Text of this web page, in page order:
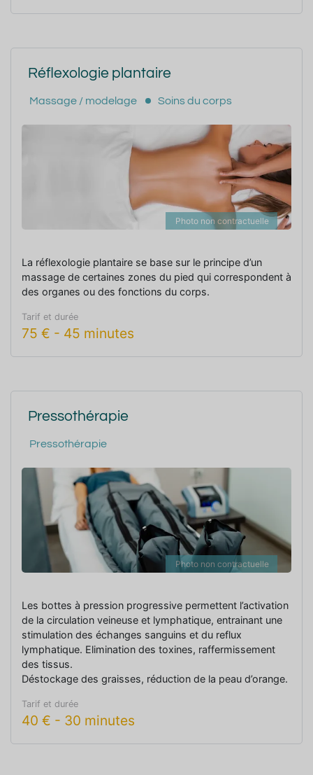
Réflexologie plantaire
Massage / modelage Soins du corps
Photo non contractuelle
La réflexologie plantaire se base sur le principe d’un
massage de certaines zones du pied qui correspondent à
des organes ou des fonctions du corps.
Tarif et durée
75 € - 45 minutes
Pressothérapie
Pressothérapie
Photo non contractuelle
Les bottes à pression progressive permettent l’activation
de la circulation veineuse et lymphatique, entrainant une
stimulation des échanges sanguins et du reflux
lymphatique. Elimination des toxines, raffermissement
des tissus.
Déstockage des graisses, réduction de la peau d’orange.
Tarif et durée
40 € - 30 minutes